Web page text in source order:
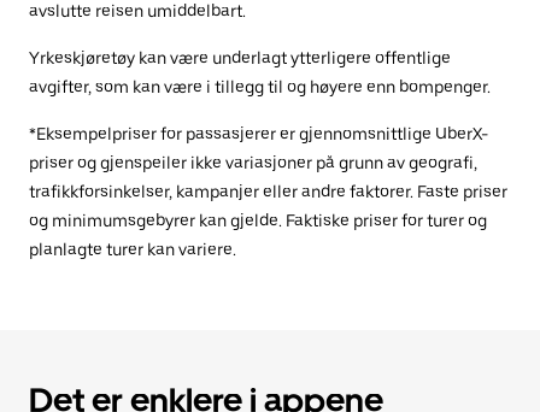
avslutte reisen umiddelbart.
Yrkeskjøretøy kan være underlagt ytterligere offentlige
avgifter, som kan være i tillegg til og høyere enn bompenger.
*Eksempelpriser for passasjerer er gjennomsnittlige UberX-
priser og gjenspeiler ikke variasjoner på grunn av geografi,
trafikkforsinkelser, kampanjer eller andre faktorer. Faste priser
og minimumsgebyrer kan gjelde. Faktiske priser for turer og
planlagte turer kan variere.
Det er enklere i appene